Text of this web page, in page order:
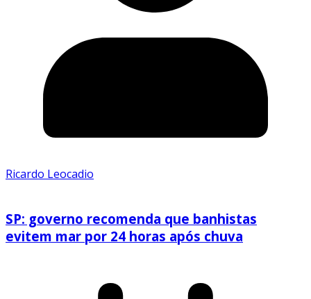
Ricardo Leocadio
SP: governo recomenda que banhistas
evitem mar por 24 horas após chuva